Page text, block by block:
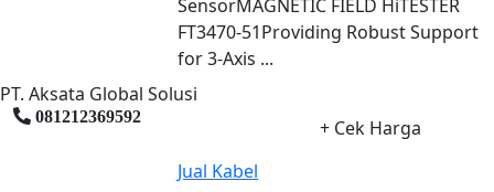
SensorMAGNETIC FIELD HiTESTER
FT3470-51Providing Robust Support
for 3-Axis ...
PT. Aksata Global Solusi
081212369592
+ Cek Harga
Jual Kabel